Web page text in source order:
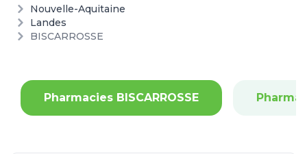
Nouvelle-Aquitaine
Landes
BISCARROSSE
Pharmacies BISCARROSSE